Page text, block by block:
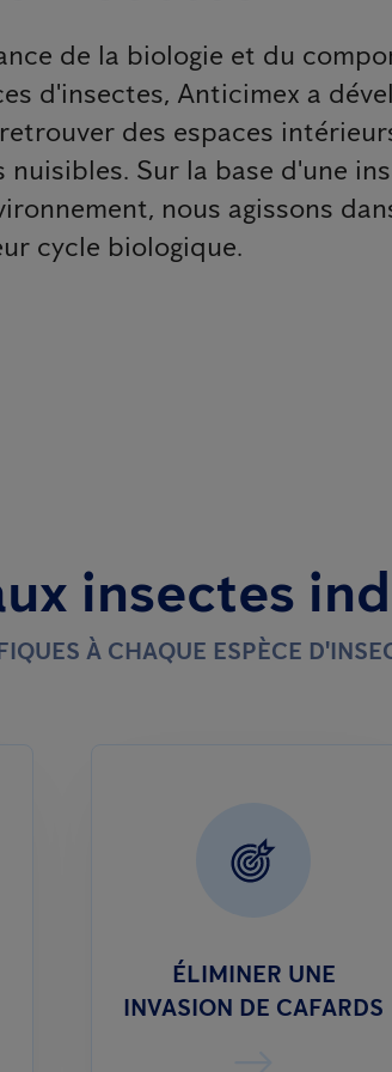
de la biologie et du
d'insectes, Anticimex a
des espaces
nuisibles. Sur la base d'une
nous agissons
cycle biologique.
insectes
À CHAQUE ESPÈCE
ÉLIMINER UNE
INVASION DE CAFARDS